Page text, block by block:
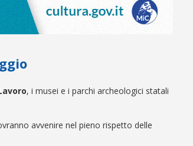
, i musei e i parchi archeologici statali
avvenire nel pieno rispetto delle